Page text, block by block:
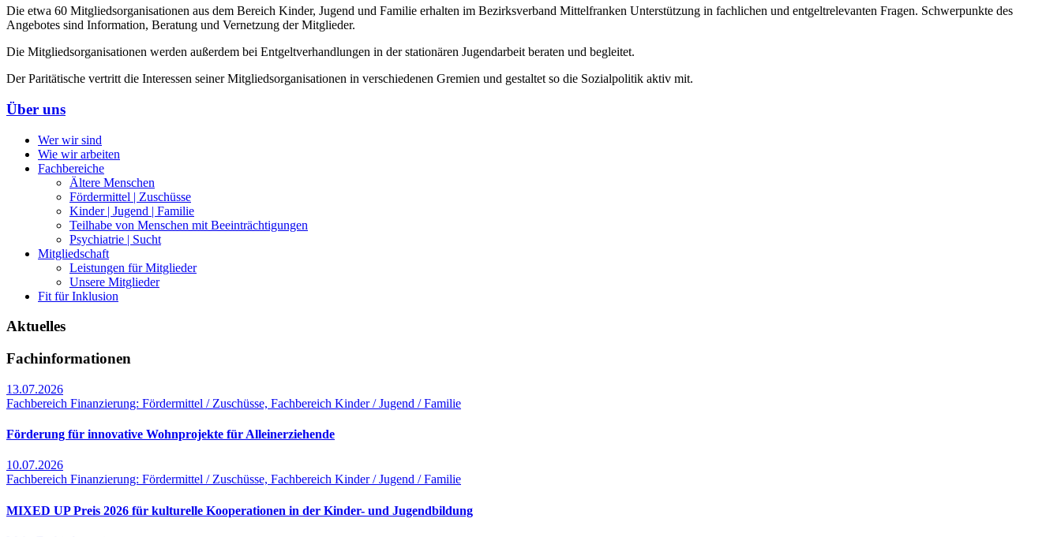
Die etwa 60 Mitgliedsorganisationen aus dem Bereich Kinder, Jugend und Familie erhalten im Bezirksverband Mittelfranken Unterstützung in fachlichen und entgeltrelevanten Fragen. Schwerpunkte des
Angebotes sind Information, Beratung und Vernetzung der Mitglieder.
Die Mitgliedsorganisationen werden außerdem bei Entgeltverhandlungen in der stationären Jugendarbeit beraten und begleitet.
Der Paritätische vertritt die Interessen seiner Mitgliedsorganisationen in verschiedenen Gremien und gestaltet so die Sozialpolitik aktiv mit.
Über uns
Wer wir sind
Wie wir arbeiten
Fachbereiche
Ältere Menschen
Fördermittel | Zuschüsse
Kinder | Jugend | Familie
Teilhabe von Menschen mit Beeinträchtigungen
Psychiatrie | Sucht
Mitgliedschaft
Leistungen für Mitglieder
Unsere Mitglieder
Fit für Inklusion
Aktuelles
Fachinformationen
13.07.2026
Fachbereich Finanzierung: Fördermittel / Zuschüsse, Fachbereich Kinder / Jugend / Familie
Förderung für innovative Wohnprojekte für Alleinerziehende
10.07.2026
Fachbereich Finanzierung: Fördermittel / Zuschüsse, Fachbereich Kinder / Jugend / Familie
MIXED UP Preis 2026 für kulturelle Kooperationen in der Kinder- und Jugendbildung